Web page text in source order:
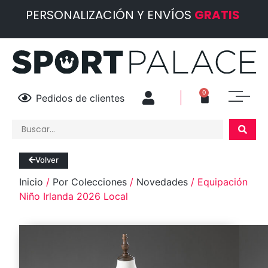
PERSONALIZACIÓN Y ENVÍOS GRATIS
Pedidos de clientes 0
Volver
Inicio / Por Colecciones / Novedades / Equipación
Niño Irlanda 2026 Local